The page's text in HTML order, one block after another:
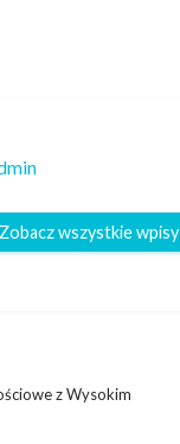
Zobacz wszystkie wpisy
z Wysokim